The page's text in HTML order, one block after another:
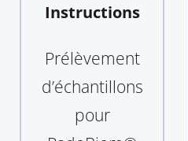
Instructions
Prélèvement
d’échantillons
pour